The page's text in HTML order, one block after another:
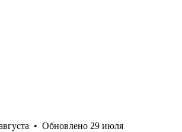
• Обновлено 29 июля